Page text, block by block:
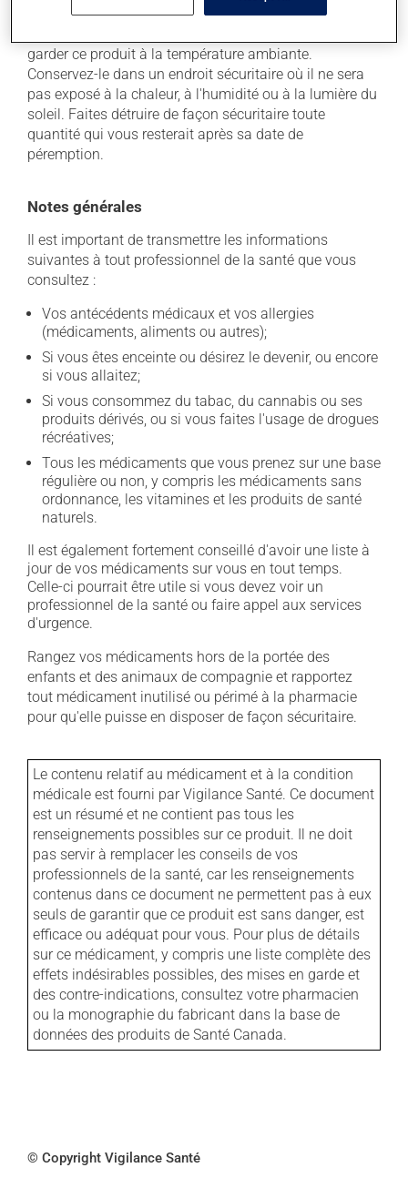
garder ce produit à la température ambiante.
Conservez-le dans un endroit sécuritaire où il ne sera
pas exposé à la chaleur, à l'humidité ou à la lumière du
soleil. Faites détruire de façon sécuritaire toute
quantité qui vous resterait après sa date de
péremption.
Notes générales
Il est important de transmettre les informations
suivantes à tout professionnel de la santé que vous
consultez :
Vos antécédents médicaux et vos allergies
(médicaments, aliments ou autres);
Si vous êtes enceinte ou désirez le devenir, ou encore
si vous allaitez;
Si vous consommez du tabac, du cannabis ou ses
produits dérivés, ou si vous faites l'usage de drogues
récréatives;
Tous les médicaments que vous prenez sur une base
régulière ou non, y compris les médicaments sans
ordonnance, les vitamines et les produits de santé
naturels.
Il est également fortement conseillé d'avoir une liste à
jour de vos médicaments sur vous en tout temps.
Celle-ci pourrait être utile si vous devez voir un
professionnel de la santé ou faire appel aux services
d'urgence.
Rangez vos médicaments hors de la portée des
enfants et des animaux de compagnie et rapportez
tout médicament inutilisé ou périmé à la pharmacie
pour qu'elle puisse en disposer de façon sécuritaire.
Le contenu relatif au médicament et à la condition
médicale est fourni par Vigilance Santé. Ce document
est un résumé et ne contient pas tous les
renseignements possibles sur ce produit. Il ne doit
pas servir à remplacer les conseils de vos
professionnels de la santé, car les renseignements
contenus dans ce document ne permettent pas à eux
seuls de garantir que ce produit est sans danger, est
efficace ou adéquat pour vous. Pour plus de détails
sur ce médicament, y compris une liste complète des
effets indésirables possibles, des mises en garde et
des contre-indications, consultez votre pharmacien
ou la monographie du fabricant dans la base de
données des produits de Santé Canada.
© Copyright Vigilance Santé